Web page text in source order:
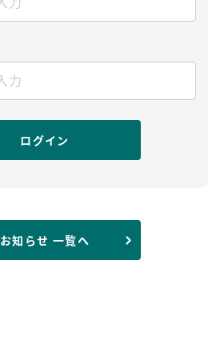
お知らせ 一覧へ